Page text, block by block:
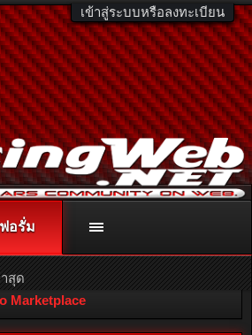
เข้าสู่ระบบหรือลงทะเบียน
หรือโทร. 081-811-1138
ายละเอียดเพิ่มเติม คลิกที่นี่
Marketplace
ฟอรั่ม
สุด